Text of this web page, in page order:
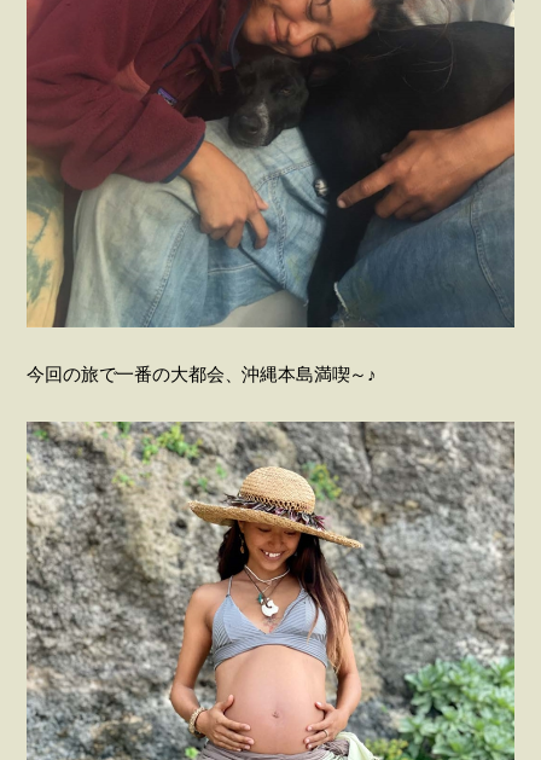
今回の旅で一番の大都会、沖縄本島満喫～♪